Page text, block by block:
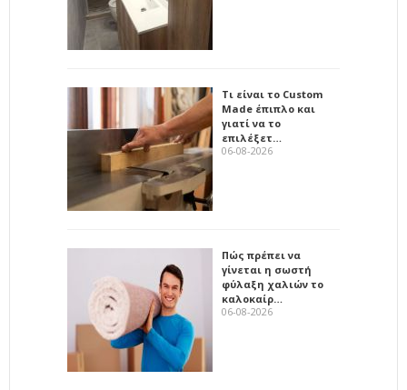
Τι είναι το Custom
Made έπιπλο και
γιατί να το
επιλέξετ…
06-08-2026
Πώς πρέπει να
γίνεται η σωστή
φύλαξη χαλιών το
καλοκαίρ…
06-08-2026